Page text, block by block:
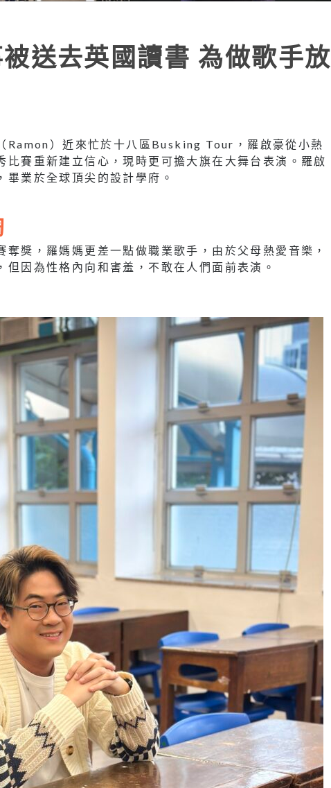
送去英國讀書 為做歌手放
Ramon）近來忙於十八區Busking Tour，羅啟豪從小熱
比賽重新建立信心，現時更可擔大旗在大舞台表演。羅啟
業於全球頂尖的設計學府。
獎，羅媽媽更差一點做職業歌手，由於父母熱愛音樂，
因為性格內向和害羞，不敢在人們面前表演。